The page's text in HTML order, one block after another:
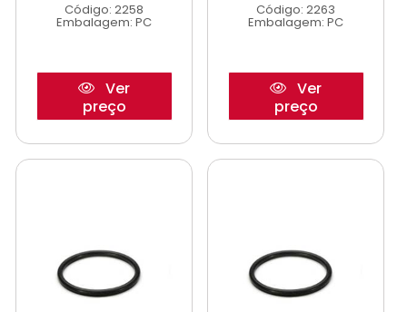
Código: 2258
Embalagem: PC
Ver
preço
Código: 2263
Embalagem: PC
Ver
preço